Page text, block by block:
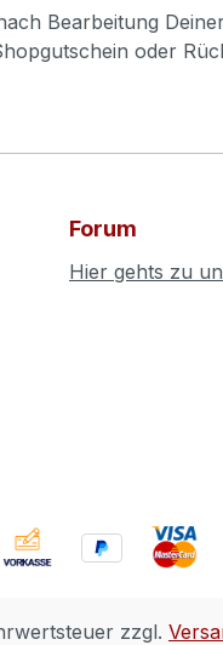
Bearbeitung
oder
Forum
Hier gehts zu
zzgl.